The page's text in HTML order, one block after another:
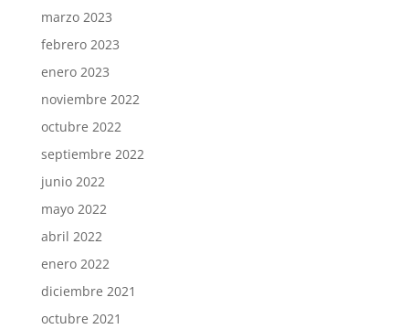
marzo 2023
febrero 2023
enero 2023
noviembre 2022
octubre 2022
septiembre 2022
junio 2022
mayo 2022
abril 2022
enero 2022
diciembre 2021
octubre 2021